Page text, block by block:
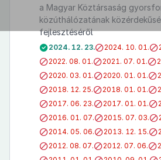
a Magyar Köztársaság
közúthálózatának
fejlesztéséről
2024. 12. 23. 2024. 10. 01.
2022. 08. 01.
2021. 07. 01.
2020. 03. 01.
2020. 01. 01.
2018. 12. 25.
2018. 01. 01.
2017. 06. 23.
2017. 01. 01.
2016. 01. 07.
2015. 07. 03.
2014. 05. 06.
2013. 12. 15.
2012. 08. 07.
2012. 07. 06.